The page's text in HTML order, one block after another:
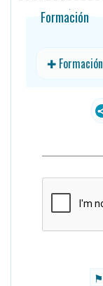
Formación
✚ Formación
⚑